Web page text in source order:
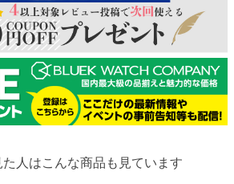
た人はこんな商品も見ています